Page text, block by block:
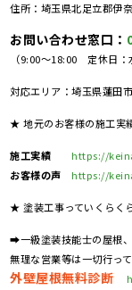
住所：埼玉県北足立郡伊
お問い合わせ窓口：
（9:00～18:00 定休日：
対応エリア：埼玉県蓮田
★ 地元のお客様の施工実
施工実績
https://
お客様の声
https://
★ 塗装工事っていくらく
➡一級塗装技能士の屋根
無理な営業等は一切行っ
外壁屋根無料診断